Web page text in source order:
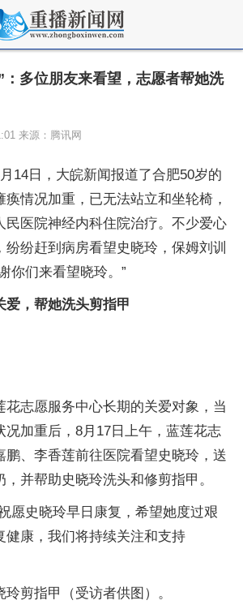
：多位朋友来看望，志愿者帮她洗
来源：腾讯网
14日，大皖新闻报道了合肥50岁的
痪情况加重，已无法站立和坐轮椅，
民医院神经内科住院治疗。不少爱心
纷纷赶到病房看望史晓玲，保姆刘训
你们来看望晓玲。”
爱，帮她洗头剪指甲
花志愿服务中心长期的关爱对象，当
况加重后，8月17日上午，蓝莲花志
鹏、李香莲前往医院看望史晓玲，送
并帮助史晓玲洗头和修剪指甲。
愿史晓玲早日康复，希望她度过艰
健康，我们将持续关注和支持
剪指甲（受访者供图）。